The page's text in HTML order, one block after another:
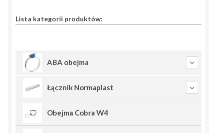
Lista kategorii produktów:
ABA obejma
Łącznik Normaplast
Obejma Cobra W4